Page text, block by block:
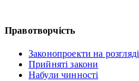
Правотворчість
Законопроекти на розгляді
Прийняті закони
Набули чинності